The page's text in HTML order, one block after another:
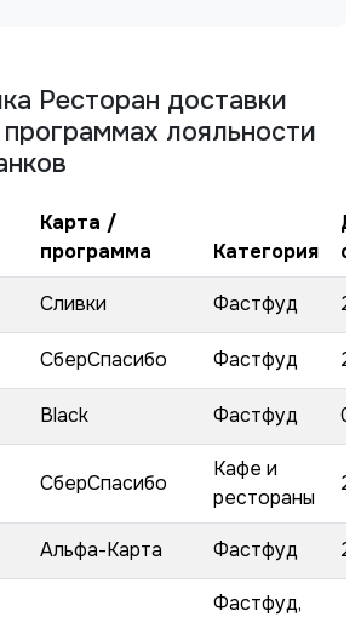
Ресторан доставки
программах лояльности
Карта /
программа
Категория
с
Сливки Фастфуд
СберСпасибо Фастфуд
Black Фастфуд
СберСпасибо
Кафе и
рестораны
Альфа-Карта Фастфуд
Фастфуд,